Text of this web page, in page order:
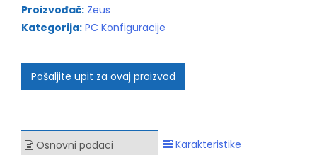
Proizvođač: Zeus
Kategorija: PC Konfiguracije
Pošaljite upit za ovaj proizvod
Osnovni podaci Karakteristike